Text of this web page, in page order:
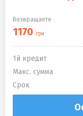
Возвращаете
1й кредит
Макс. сумма
Срок